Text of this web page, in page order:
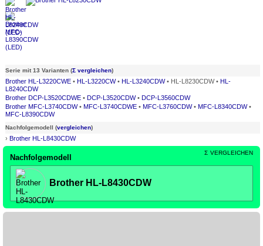
Serie mit 13 Varianten (Σ vergleichen)
Brother HL-L3220CWE • HL-L3220CW• HL-L3240CDW• HL-L8230CDW • HL-
L8240CDW
Brother DCP-L3520CDWE • DCP-L3520CDW• DCP-L3560CDW
Brother MFC-L3740CDW• MFC-L3740CDWE • MFC-L3760CDW• MFC-L8340CDW•
MFC-L8390CDW
Nachfolgemodell (vergleichen)
› Brother HL-L8430CDW
Σ VERGLEICHEN
Nachfolgemodell
Brother HL-L8430CDW